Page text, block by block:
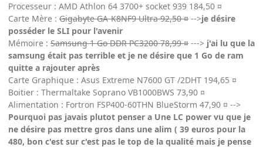
Processeur : AMD Athlon 64 3700+ socket 939 184,50 ¤
Carte Mère : Gigabyte GA-K8NF9 Ultra 92,50 ¤ -->je désire
posséder le SLI pour l'avenir
Mémoire : Samsung 1 Go DDR PC3200 78,99 ¤ ---> j'ai lu que la
samsung était pas terrible et je ne désire que 1 Go de ram
quitte a rajouter après
Carte Graphique : Asus Extreme N7600 GT /2DHT 194,65 ¤
Boitier : Thermaltake Soprano VB1000BWS 73,90 ¤
Alimentation : Fortron FSP400-60THN BlueStorm 47,90 ¤ -->
Pourquoi pas javais plutot penser a Une LC power vu que je
ne désire pas mettre gros dans une alim ( 39 euros pour la
480, bon c'est sur c'est pas le top de la qualité mais je pense